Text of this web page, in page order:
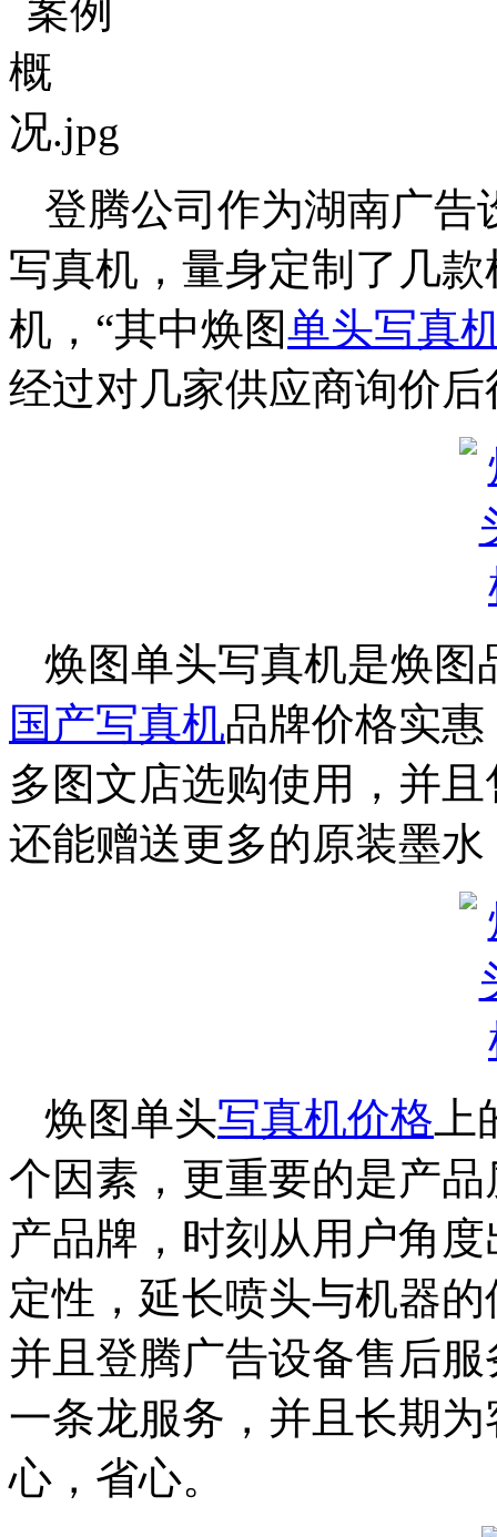
登腾公司作为湖南广告
写真机，量身定制了几
机，“其中焕图单头写真
经过对几家供应商询价
焕图单头写真机是焕图
国产写真机品牌价格实
多图文店选购使用，并
还能赠送更多的原装墨
焕图单头写真机价格
个因素，更重要的是产
产品牌，时刻从用户角
定性，延长喷头与机器
并且登腾广告设备售后
一条龙服务，并且长期
心，省心。